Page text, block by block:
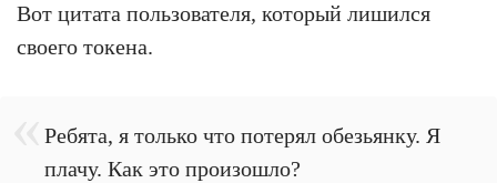
Вот цитата пользователя, который лишился
своего токена.
Ребята, я только что потерял обезьянку. Я
плачу. Как это произошло?